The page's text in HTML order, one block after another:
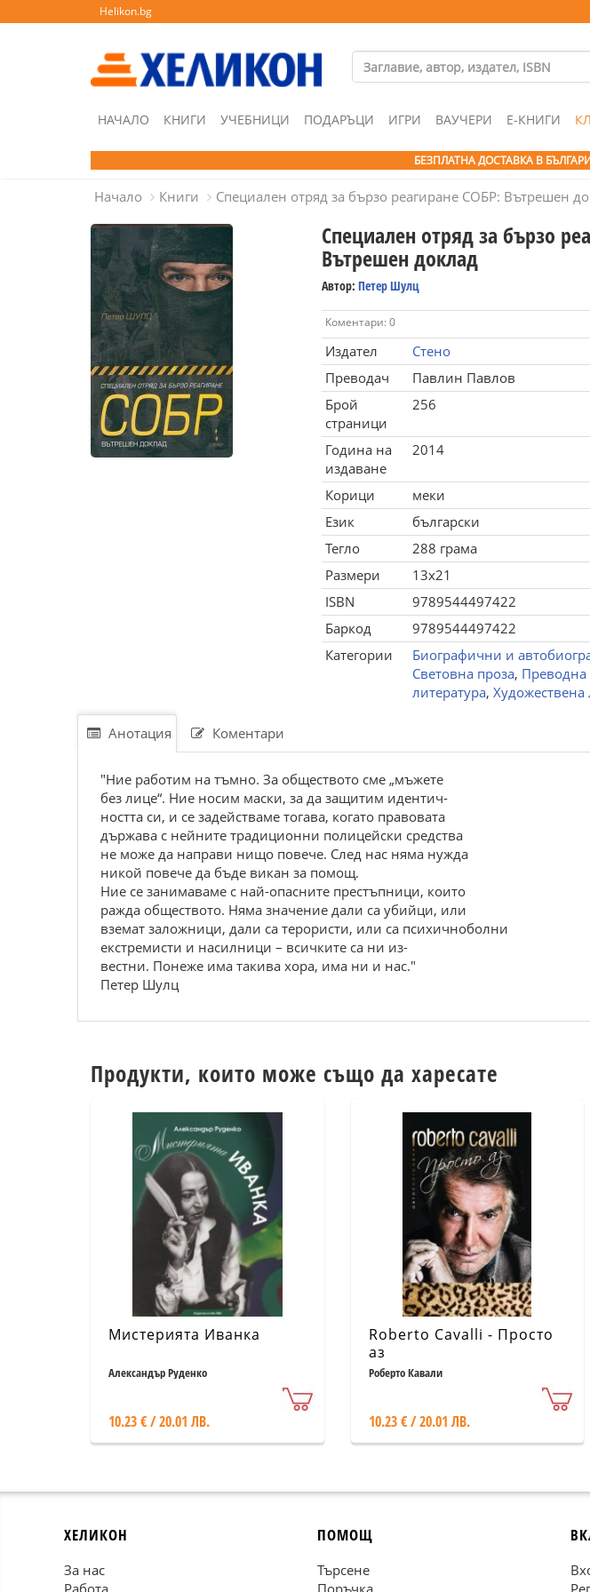
Helikon.bg
НАЧАЛО КНИГИ УЧЕБНИЦИ ПОДАРЪЦИ ИГРИ ВАУЧЕРИ Е-КНИГИ
БЕЗПЛАТНА ДОСТАВКА В
Начало Книги Специален отряд за бързо реагиране СОБР: Вътрешен
Специален отряд за бързо
Вътрешен доклад
Автор: Петер Шулц
Коментари: 0
Издател
Стено
Преводач
Павлин Павлов
Брой
страници
256
Година на
издаване
2014
Корици
меки
Език
български
Тегло
288 грама
Размери
13x21
ISBN
9789544497422
Баркод
9789544497422
Категории
Биографични и
Световна проза, Преводна
литература, Художествена
Анотация Коментари
"Ние работим на тъмно. За обществото сме „мъжете
без лице“. Ние носим маски, за да защитим идентич-
ността си, и се задействаме тогава, когато правовата
държава с нейните традиционни полицейски средства
не може да направи нищо повече. След нас няма нужда
никой повече да бъде викан за помощ.
Ние се занимаваме с най-опасните престъпници, които
ражда обществото. Няма значение дали са убийци, или
вземат заложници, дали са терористи, или са психичноболни
екстремисти и насилници – всичките са ни из-
вестни. Понеже има такива хора, има ни и нас."
Петер Шулц
Продукти, които може също да харесате
Мистерията Иванка
Александър Руденко
10.23 € / 20.01 ЛВ.
Roberto Cavalli - Просто
аз
Роберто Кавали
10.23 € / 20.01 ЛВ.
ХЕЛИКОН
За нас
Работа
ПОМОЩ
Търсене
Поръчка